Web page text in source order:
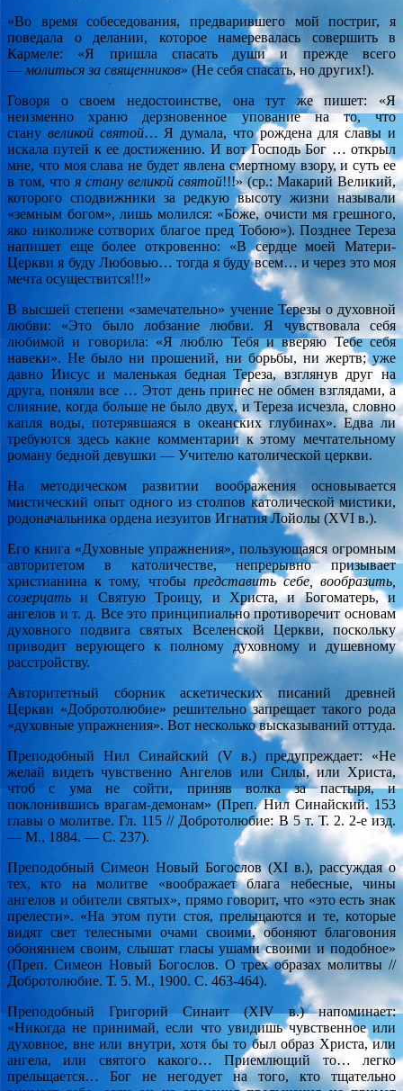
«Во время собеседования, предварившего мой постриг, я
поведала о делании, которое намеревалась совершить в
Кармеле: «Я пришла спасать души и прежде всего
—молиться за священников» (Не себя спасать, но других!).
Говоря о своем недостоинстве, она тут же пишет: «Я
неизменно храню дерзновенное упование на то, что
стану великой святой… Я думала, что рождена для славы и
искала путей к ее достижению. И вот Господь Бог … открыл
мне, что моя слава не будет явлена смертному взору, и суть ее
в том, чтоя стану великой святой!!!» (ср.: Макарий Великий,
которого сподвижники за редкую высоту жизни называли
«земным богом», лишь молился: «Боже, очисти мя грешного,
яко николиже сотворих благое пред Тобою»). Позднее Тереза
напишет еще более откровенно: «В сердце моей Матери-
Церкви я буду Любовью… тогда я буду всем… и через это моя
мечта осуществится!!!»
В высшей степени «замечательно» учение Терезы о духовной
любви: «Это было лобзание любви. Я чувствовала себя
любимой и говорила: «Я люблю Тебя и вверяю Тебе себя
навеки». Не было ни прошений, ни борьбы, ни жертв; уже
давно Иисус и маленькая бедная Тереза, взглянув друг на
друга, поняли все … Этот день принес не обмен взглядами, а
слияние, когда больше не было двух, и Тереза исчезла, словно
капля воды, потерявшаяся в океанских глубинах». Едва ли
требуются здесь какие комментарии к этому мечтательному
роману бедной девушки — Учителю католической церкви.
На методическом развитии воображения основывается
мистический опыт одного из столпов католической мистики,
родоначальника ордена иезуитов Игнатия Лойолы (XVI в.).
Его книга «Духовные упражнения», пользующаяся огромным
авторитетом в католичестве, непрерывно призывает
христианина к тому, чтобы представить себе, вообразить,
созерцать и Святую Троицу, и Христа, и Богоматерь, и
ангелов и т. д. Все это принципиально противоречит основам
духовного подвига святых Вселенской Церкви, поскольку
приводит верующего к полному духовному и душевному
расстройству.
Авторитетный сборник аскетических писаний древней
Церкви «Добротолюбие» решительно запрещает такого рода
«духовные упражнения». Вот несколько высказываний оттуда.
Преподобный Нил Синайский (V в.) предупреждает: «Не
желай видеть чувственно Ангелов или Силы, или Христа,
чтоб с ума не сойти, приняв волка за пастыря, и
поклонившись врагам-демонам» (Преп. Нил Синайский. 153
главы о молитве. Гл. 115 // Добротолюбие: В 5 т. Т. 2. 2-е изд.
— М., 1884. — С. 237).
Преподобный Симеон Новый Богослов (XI в.), рассуждая о
тех, кто на молитве «воображает блага небесные, чины
ангелов и обители святых», прямо говорит, что «это есть знак
прелести». «На этом пути стоя, прельщаются и те, которые
видят свет телесными очами своими, обоняют благовония
обонянием своим, слышат гласы ушами своими и подобное»
(Преп. Симеон Новый Богослов. О трех образах молитвы //
Добротолюбие. Т. 5. М., 1900. С. 463-464).
Преподобный Григорий Синаит (XIV в.) напоминает:
«Никогда не принимай, если что увидишь чувственное или
духовное, вне или внутри, хотя бы то был образ Христа, или
ангела, или святого какого… Приемлющий то… легко
прельщается… Бог не негодует на того, кто тщательно